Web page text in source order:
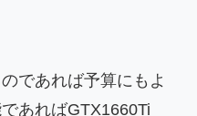
であれば予算にもよ
あればGTX1660Ti